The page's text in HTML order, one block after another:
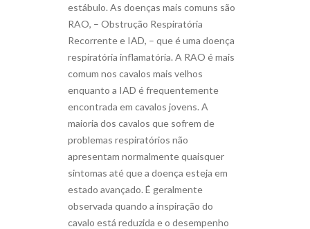
estábulo. As doenças mais comuns são
RAO, – Obstrução Respiratória
Recorrente e IAD, – que é uma doença
respiratória inflamatória. A RAO é mais
comum nos cavalos mais velhos
enquanto a IAD é frequentemente
encontrada em cavalos jovens. A
maioria dos cavalos que sofrem de
problemas respiratórios não
apresentam normalmente quaisquer
sintomas até que a doença esteja em
estado avançado. É geralmente
observada quando a inspiração do
cavalo está reduzida e o desempenho